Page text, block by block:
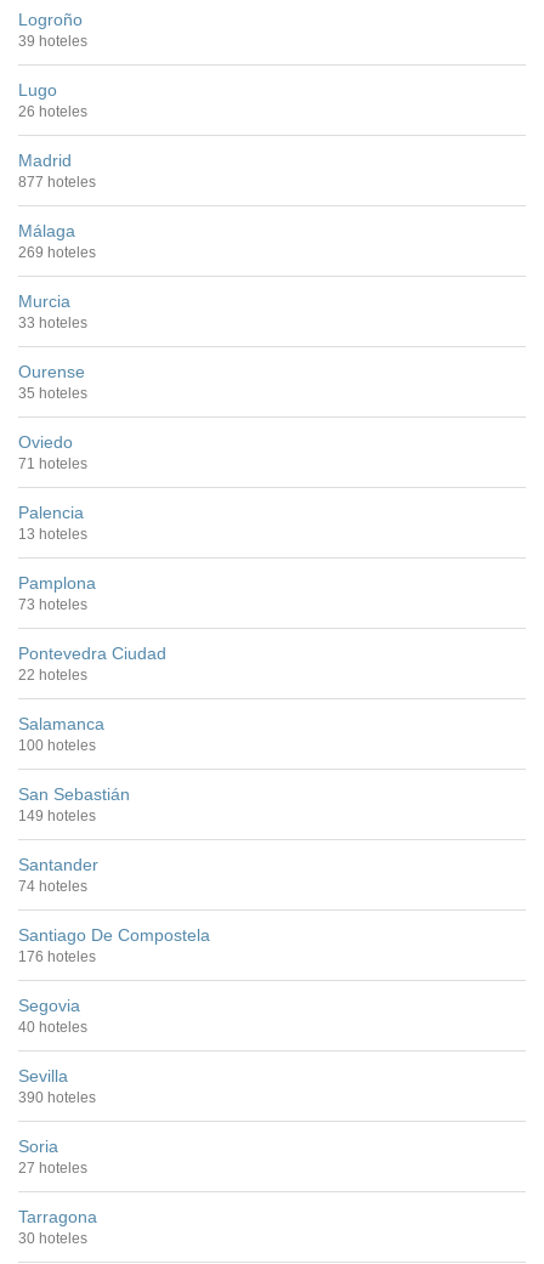
Logroño
39 hoteles
Lugo
26 hoteles
Madrid
877 hoteles
Málaga
269 hoteles
Murcia
33 hoteles
Ourense
35 hoteles
Oviedo
71 hoteles
Palencia
13 hoteles
Pamplona
73 hoteles
Pontevedra Ciudad
22 hoteles
Salamanca
100 hoteles
San Sebastián
149 hoteles
Santander
74 hoteles
Santiago De Compostela
176 hoteles
Segovia
40 hoteles
Sevilla
390 hoteles
Soria
27 hoteles
Tarragona
30 hoteles